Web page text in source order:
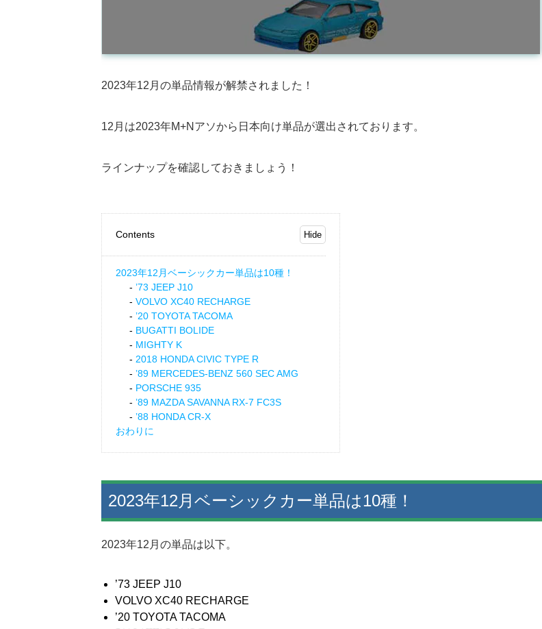
2023年12月の単品情報が解禁されました！
12月は2023年M+Nアソから日本向け単品が選出されております。
ラインナップを確認しておきましょう！
Contents
2023年12月ベーシックカー単品は10種！
’73 JEEP J10
VOLVO XC40 RECHARGE
’20 TOYOTA TACOMA
BUGATTI BOLIDE
MIGHTY K
2018 HONDA CIVIC TYPE R
’89 MERCEDES-BENZ 560 SEC AMG
PORSCHE 935
’89 MAZDA SAVANNA RX-7 FC3S
’88 HONDA CR-X
おわりに
2023年12月ベーシックカー単品は10種！
2023年12月の単品は以下。
’73 JEEP J10
VOLVO XC40 RECHARGE
’20 TOYOTA TACOMA